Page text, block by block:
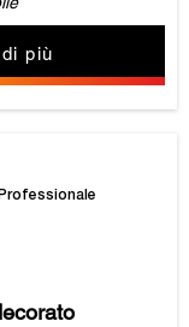
più
Professionale